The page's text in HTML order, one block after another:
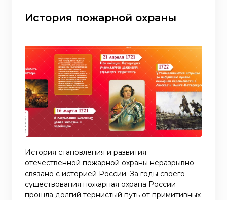
История пожарной охраны
История становления и развития
отечественной пожарной охраны неразрывно
связано с историей России. За годы своего
существования пожарная охрана России
прошла долгий тернистый путь от примитивных